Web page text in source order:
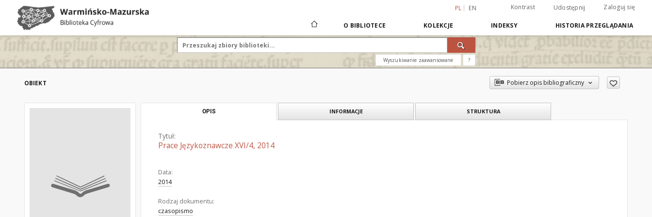
PL EN Kontrast Udostępnij Zaloguj się
O BIBLIOTECE KOLEKCJE INDEKSY HISTORIA PRZEGLĄDANIA
Wyszukiwanie zaawansowane ?
OBIEKT Pobierz opis bibliograficzny
OPIS INFORMACJE STRUKTURA
Tytuł:
Prace Językoznawcze XVI/4, 2014
Data:
2014
Rodzaj dokumentu:
czasopismo